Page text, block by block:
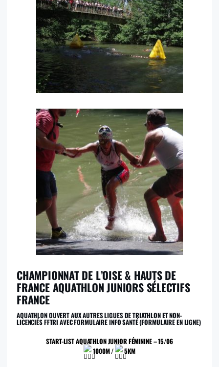
CHAMPIONNAT DE L’OISE & HAUTS DE
FRANCE AQUATHLON JUNIORS SÉLECTIFS
FRANCE
AQUATHLON OUVERT AUX AUTRES LIGUES DE TRIATHLON ET NON-
LICENCIÉS FFTRI AVEC FORMULAIRE INFO SANTÉ (FORMULAIRE EN LIGNE)
START-LIST AQUATHLON JUNIOR FÉMININE – 15/06
1000M /
5KM